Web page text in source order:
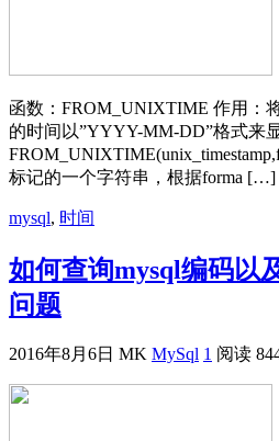
函数：FROM_UNIXTIME 作用：
的时间以”YYYY-MM-DD”格式来
标记的一个字符串，根据forma […]
mysql, 时间
如何查询mysql编码以
问题
2016年8月6日 MK MySql 1 阅读